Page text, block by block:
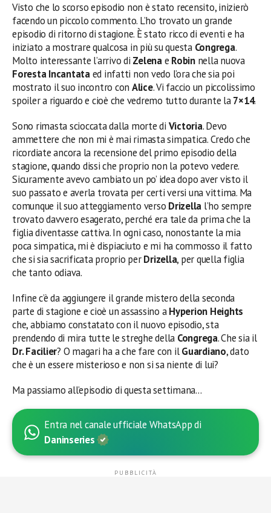
Visto che lo scorso episodio non è stato recensito, inizierò
facendo un piccolo commento. L’ho trovato un grande
episodio di ritorno di stagione. È stato ricco di eventi e ha
iniziato a mostrare qualcosa in più su questa Congrega.
Molto interessante l’arrivo di Zelenae Robinnella nuova
Foresta Incantataed infatti non vedo l’ora che sia poi
mostrato il suo incontro con Alice. Vi faccio un piccolissimo
spoiler a riguardo e cioè che vedremo tutto durante la7×14.
Sono rimasta scioccata dalla morte di Victoria. Devo
ammettere che non mi è mai rimasta simpatica. Credo che
ricordiate ancora la recensione del primo episodio della
stagione, quando dissi che proprio non la potevo vedere.
Sicuramente avevo cambiato un po’ idea dopo aver visto il
suo passato e averla trovata per certi versi una vittima. Ma
comunque il suo atteggiamento verso Drizella l’ho sempre
trovato davvero esagerato, perché era tale da prima che la
figlia diventasse cattiva. In ogni caso, nonostante la mia
poca simpatica, mi è dispiaciuto e mi ha commosso il fatto
che si sia sacrificata proprio perDrizella, per quella figlia
che tanto odiava.
Infine c’è da aggiungere il grande mistero della seconda
parte di stagione e cioè un assassino aHyperion Heights
che, abbiamo constatato con il nuovo episodio, sta
prendendo di mira tutte le streghe della Congrega. Che sia il
Dr. Facilier? O magari ha a che fare con ilGuardiano, dato
che è un essere misterioso e non si sa niente di lui?
Ma passiamo all’episodio di questa settimana…
Entra nel canale ufficiale WhatsApp di
Daninseries